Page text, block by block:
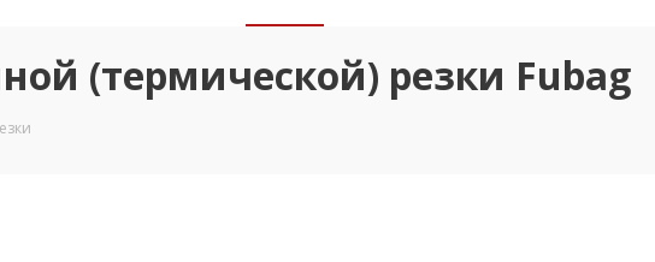
(термической) резки Fubag